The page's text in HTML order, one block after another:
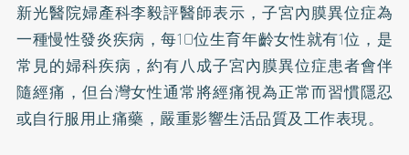
新光醫院婦產科李毅評醫師表示，子宮內膜異位症為
一種慢性發炎疾病，每10位生育年齡女性就有1位，是
常見的婦科疾病，約有八成子宮內膜異位症患者會伴
隨經痛，但台灣女性通常將經痛視為正常而習慣隱忍
或自行服用止痛藥，嚴重影響生活品質及工作表現。